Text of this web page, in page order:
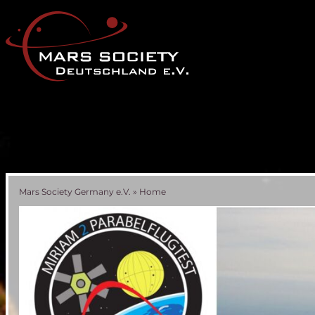
Mars Society Germany e.V. » Home